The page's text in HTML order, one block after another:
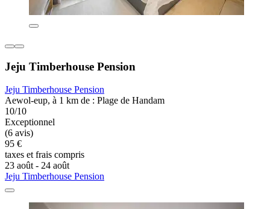
Jeju Timberhouse Pension
Jeju Timberhouse Pension
Aewol-eup, à 1 km de : Plage de Handam
10/10
Exceptionnel
(6 avis)
95 €
taxes et frais compris
23 août - 24 août
Jeju Timberhouse Pension